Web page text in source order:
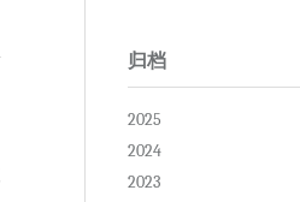
归档
2025
2024
2023